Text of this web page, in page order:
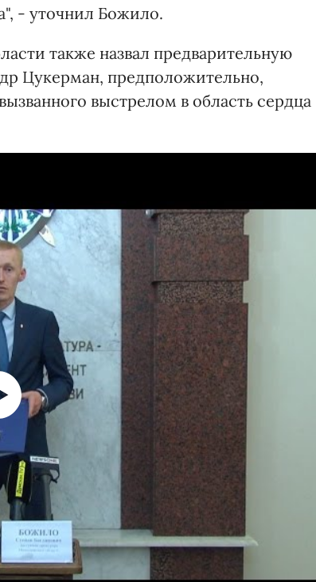
- уточнил Божило.
также назвал предварительную
Цукерман, предположительно,
выстрелом в область сердца